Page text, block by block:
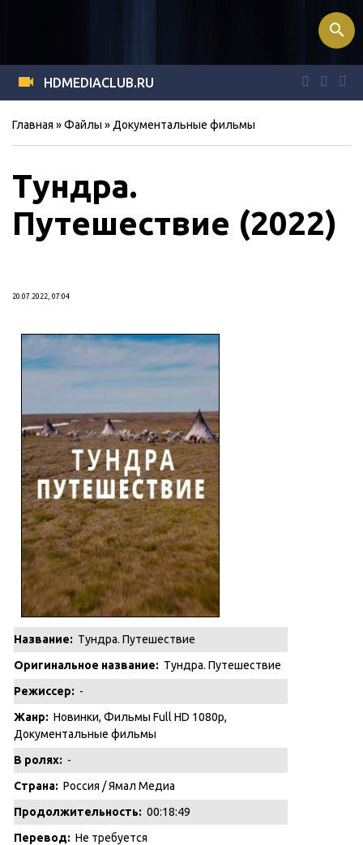
HDMEDIACLUB.RU
search
Главная »Файлы » Документальные фильмы
Тундра.
Путешествие (2022)
20.07.2022, 07:04
Название: Тундра. Путешествие
Оригинальное название: Тундра. Путешествие
Режиссер: -
Жанр: Новинки, Фильмы Full HD 1080p,
Документальные фильмы
В ролях: -
Страна: Россия / Ямал Медиа
Продолжительность: 00:18:49
Перевод: Не требуется